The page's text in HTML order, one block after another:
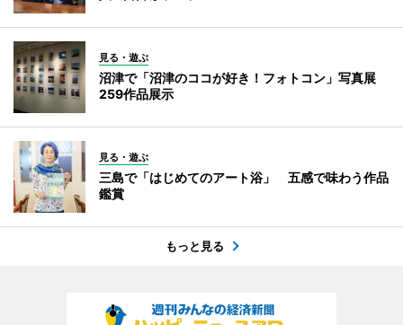
見る・遊ぶ
沼津で「沼津のココが好き！フォトコン」写真展
259作品展示
見る・遊ぶ
三島で「はじめてのアート浴」 五感で味わう作品
鑑賞
もっと見る